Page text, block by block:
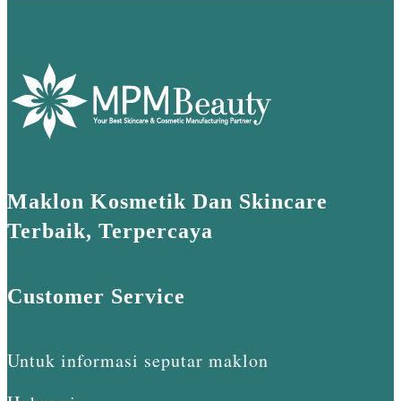
Maklon Kosmetik Dan Skincare
Terbaik, Terpercaya
Customer Service
Untuk informasi seputar maklon